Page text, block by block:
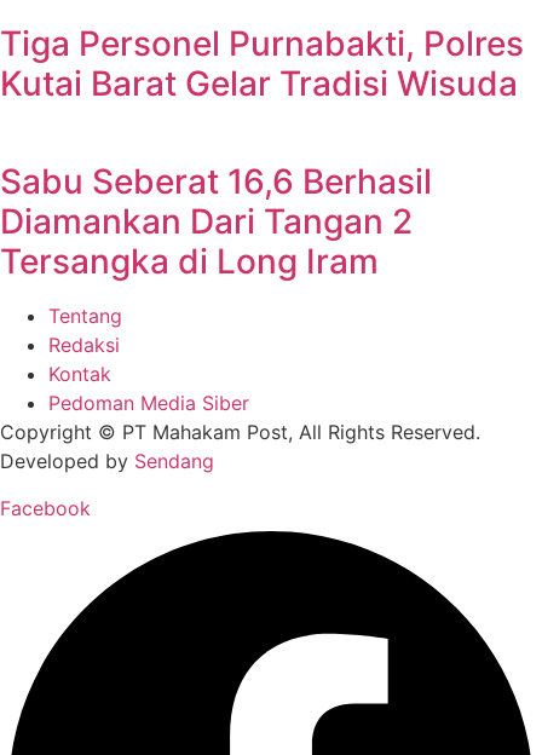
Tiga Personel Purnabakti, Polres
Kutai Barat Gelar Tradisi Wisuda
Sabu Seberat 16,6 Berhasil
Diamankan Dari Tangan 2
Tersangka di Long Iram
Tentang
Redaksi
Kontak
Pedoman Media Siber
Copyright © PT Mahakam Post, All Rights Reserved.
Developed by Sendang
Facebook